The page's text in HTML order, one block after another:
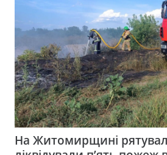
На Житомирщині